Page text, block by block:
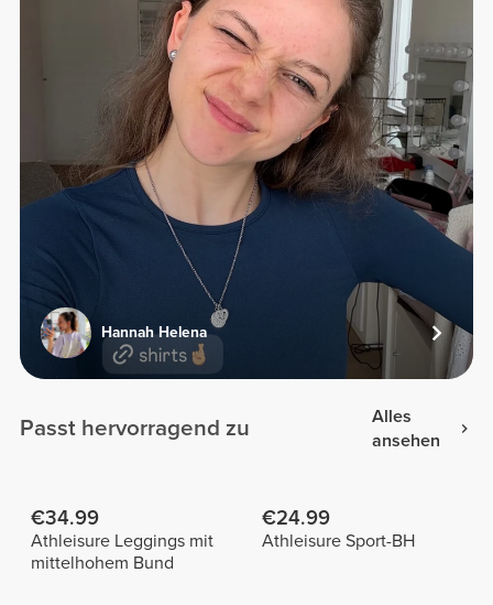
Hannah Helena
Passt hervorragend zu
Alles
ansehen
€34.99
Athleisure Leggings mit
mittelhohem Bund
€24.99
Athleisure Sport-BH